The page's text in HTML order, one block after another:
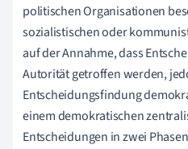
politischen Organisationen
sozialistischen oder
auf der Annahme, dass
Autorität getroffen werden,
Entscheidungsfindung
einem demokratischen
Entscheidungen in zwei